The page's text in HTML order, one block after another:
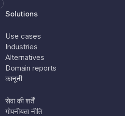
Solutions
Use cases
Industries
Alternatives
Domain reports
कानूनी
सेवा की शर्तें
गोपनीयता नीति